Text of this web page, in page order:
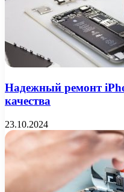
Надежный ремонт
качества
23.10.2024